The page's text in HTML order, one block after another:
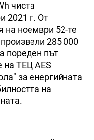
чиста
2021 г. От
на ноември 52-те
285 000
пореден път
на ТЕЦ AES
за енергийната
на